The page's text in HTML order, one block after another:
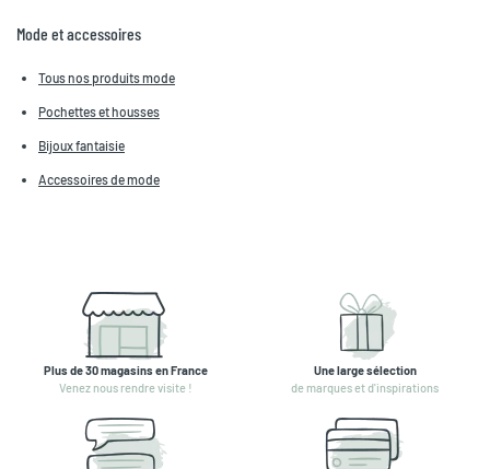
Mode et accessoires
Tous nos produits mode
Pochettes et housses
Bijoux fantaisie
Accessoires de mode
Plus de 30 magasins en France
Venez nous rendre visite !
Une large sélection
de marques et d'inspirations